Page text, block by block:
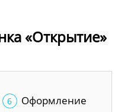
«Открытие»
Оформление